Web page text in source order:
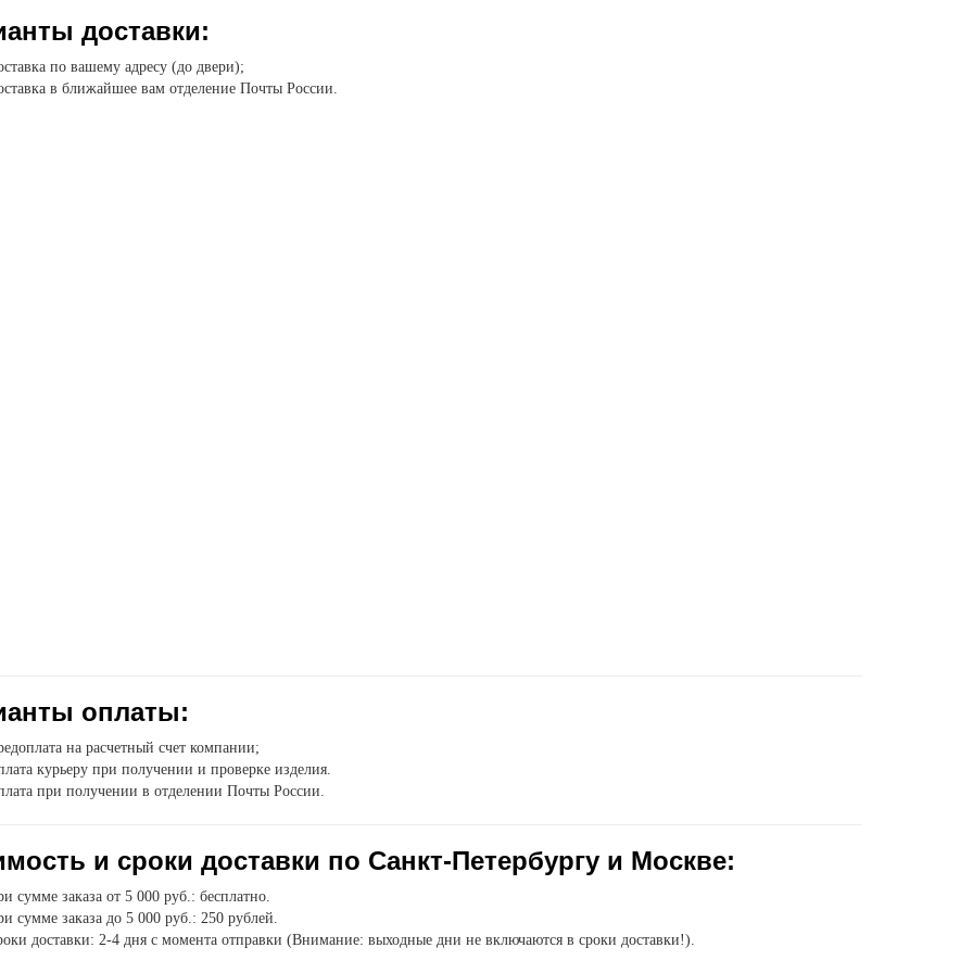
доставки:
по вашему адресу (до двери);
в ближайшее вам отделение Почты России.
оплаты:
на расчетный счет компании;
курьеру при получении и проверке изделия.
при получении в отделении Почты России.
и сроки доставки по Санкт-Петербургу и Москве:
сумме заказа от 5 000 руб.: бесплатно.
сумме заказа до 5 000 руб.: 250 рублей.
доставки: 2-4 дня с момента отправки (Внимание: выходные дни не включаются в сроки доставки!).